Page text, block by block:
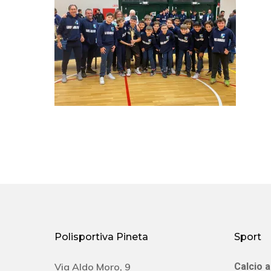
Polisportiva Pineta
Via Aldo Moro, 9
Sport
Calcio